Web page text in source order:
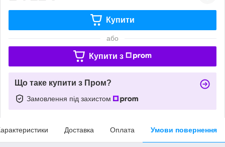
Купити
або
Купити з
Що таке купити з Пром?
Замовлення під захистом
Доставка Оплата Умови повернення